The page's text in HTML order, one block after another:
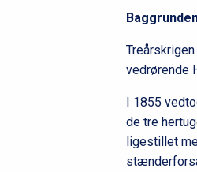
vedrørende
I 1855
de tre
ligestillet